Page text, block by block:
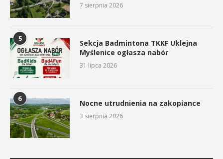
7 sierpnia 2026
5
Sekcja Badmintona TKKF Uklejna
Myślenice ogłasza nabór
31 lipca 2026
6 Nocne utrudnienia na zakopiance
3 sierpnia 2026